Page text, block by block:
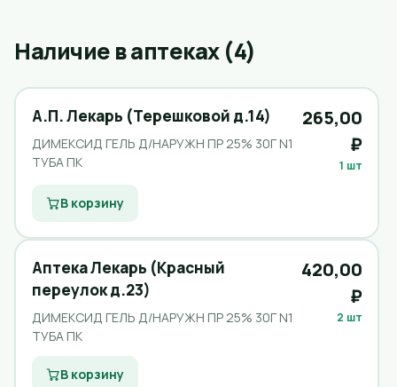
Наличие в аптеках (4)
А.П. Лекарь (Терешковой д.14)
ДИМЕКСИД ГЕЛЬ Д/НАРУЖН ПР 25% 30Г N1
ТУБА ПК
265,00
₽
1 шт
В корзину
Аптека Лекарь (Красный
переулок д.23)
ДИМЕКСИД ГЕЛЬ Д/НАРУЖН ПР 25% 30Г N1
ТУБА ПК
420,00
₽
2 шт
В корзину